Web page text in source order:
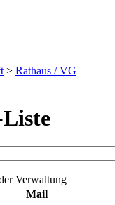
> Rathaus / VG
Verwaltung
Mail